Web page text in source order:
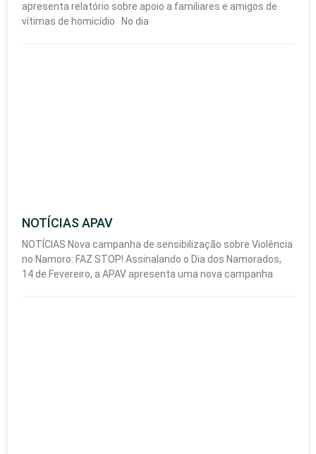
apresenta relatório sobre apoio a familiares e amigos de
vítimas de homicídio No dia
NOTÍCIAS APAV
NOTÍCIAS Nova campanha de sensibilização sobre Violência
no Namoro: FAZ STOP! Assinalando o Dia dos Namorados,
14 de Fevereiro, a APAV apresenta uma nova campanha